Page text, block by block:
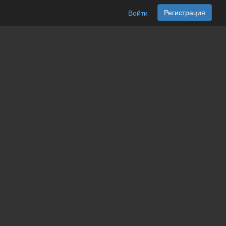
Войти Регистрация